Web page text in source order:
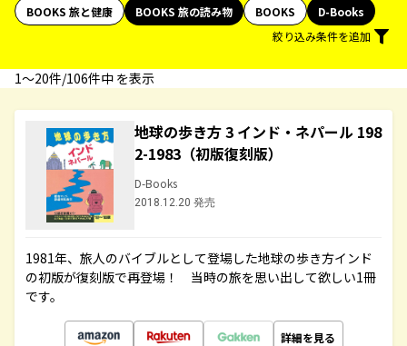
BOOKS 旅と健康
BOOKS 旅の読み物 BOOKS
D-Books
絞り込み条件を追加
1〜20件/106件中 を表示
地球の歩き方 3 インド・ネパール 198
2-1983（初版復刻版）
D-Books
2018.12.20 発売
1981年、旅人のバイブルとして登場した地球の歩き方インド
の初版が復刻版で再登場！ 当時の旅を思い出して欲しい1冊
です。
詳細を見る